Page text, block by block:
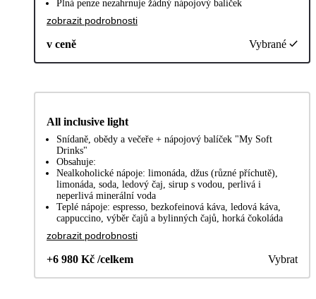
Plná penze nezahrnuje žádný nápojový balíček
zobrazit podrobnosti
v ceně Vybrané
All inclusive light
Snídaně, obědy a večeře + nápojový balíček "My Soft
Drinks"
Obsahuje:
Nealkoholické nápoje: limonáda, džus (různé příchutě),
limonáda, soda, ledový čaj, sirup s vodou, perlivá i
neperlivá minerální voda
Teplé nápoje: espresso, bezkofeinová káva, ledová káva,
cappuccino, výběr čajů a bylinných čajů, horká čokoláda
zobrazit podrobnosti
+6 980 Kč /celkem Vybrat